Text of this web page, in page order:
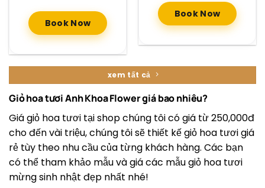
Book Now
Book Now
xem tất cả
Giỏ hoa tươi Anh Khoa Flower giá bao nhiêu?
Giá giỏ hoa tươi tại shop chúng tôi có giá từ 250,000đ
cho đến vài triệu, chúng tôi sẽ thiết kế giỏ hoa tươi giá
rẻ tùy theo nhu cầu của từng khách hàng. Các bạn
có thể tham khảo mẫu và giá các mẫu giỏ hoa tươi
mừng sinh nhật đẹp nhất nhé!